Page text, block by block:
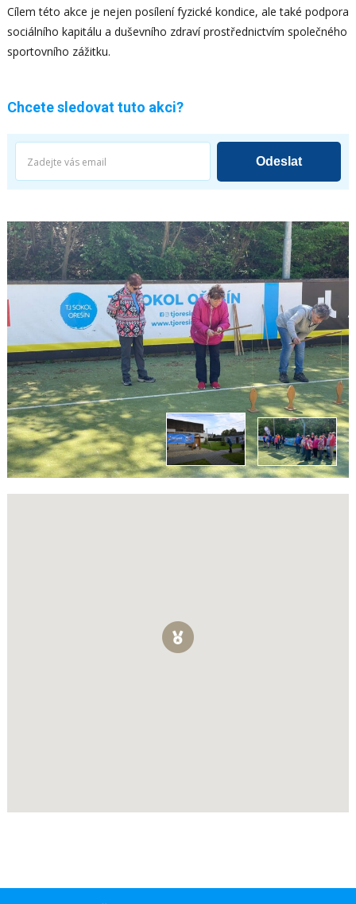
Cílem této akce je nejen posílení fyzické kondice, ale také podpora
sociálního kapitálu a duševního zdraví prostřednictvím společného
sportovního zážitku.
Chcete sledovat tuto akci?